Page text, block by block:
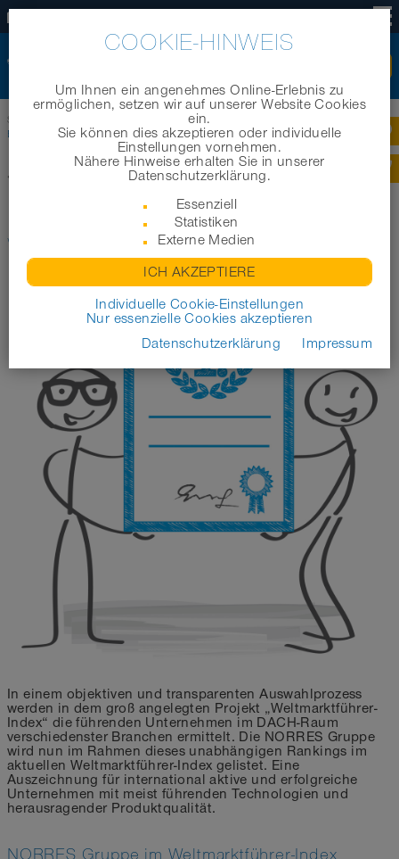
Startseite |NORRES Gruppe verzeichnet weiteren
Erfolg
NORRES GRUPPE VERZEICHNET
WEITEREN ERFOLG
In einem objektiven und transparenten Auswahlprozess
werden in dem groß angelegten Projekt „Weltmarktführer-
Index“ die führenden Unternehmen im DACH-Raum
verschiedenster Branchen ermittelt. Die NORRES Gruppe
wird nun im Rahmen dieses unabhängigen Rankings im
aktuellen Weltmarktführer-Index gelistet. Eine
Auszeichnung für international aktive und erfolgreiche
Unternehmen mit meist führenden Technologien und
herausragender Produktqualität.
NORRES Gruppe im Weltmarktführer-Index
COOKIE-HINWEIS
Um Ihnen ein angenehmes Online-Erlebnis zu
ermöglichen, setzen wir auf unserer Website Cookies
ein.
Sie können dies akzeptieren oder individuelle
Einstellungen vornehmen.
Nähere Hinweise erhalten Sie in unserer
Datenschutzerklärung.
Essenziell
Statistiken
Externe Medien
ICH AKZEPTIERE
Individuelle Cookie-Einstellungen
Nur essenzielle Cookies akzeptieren
Datenschutzerklärung
Impressum